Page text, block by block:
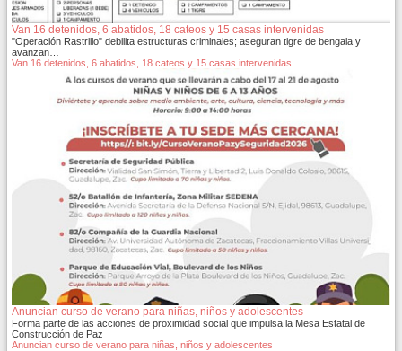
Van 16 detenidos, 6 abatidos, 18 cateos y 15 casas intervenidas
"Operación Rastrillo" debilita estructuras criminales; aseguran tigre de bengala y
avanzan…
Van 16 detenidos, 6 abatidos, 18 cateos y 15 casas intervenidas
Anuncian curso de verano para niñas, niños y adolescentes
Forma parte de las acciones de proximidad social que impulsa la Mesa Estatal de
Construcción de Paz
Anuncian curso de verano para niñas, niños y adolescentes